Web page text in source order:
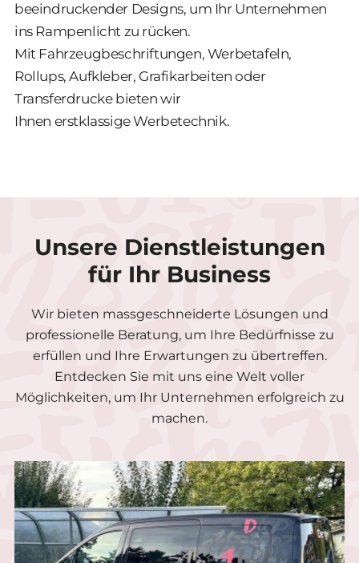
beeindruckender Designs, um Ihr Unternehmen
ins Rampenlicht zu rücken.
Mit Fahrzeugbeschriftungen, Werbetafeln,
Rollups, Aufkleber, Grafikarbeiten oder
Transferdrucke bieten wir
Ihnen erstklassige Werbetechnik.
Unsere Dienstleistungen
für Ihr Business
Wir bieten massgeschneiderte Lösungen und
professionelle Beratung, um Ihre Bedürfnisse zu
erfüllen und Ihre Erwartungen zu übertreffen.
Entdecken Sie mit uns eine Welt voller
Möglichkeiten, um Ihr Unternehmen erfolgreich zu
machen.